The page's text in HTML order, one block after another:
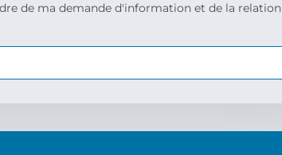
de ma demande d'information et de la relation